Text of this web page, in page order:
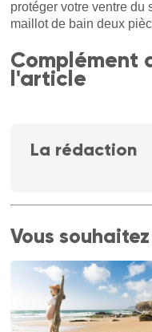
protéger votre ventre du
maillot de bain deux
Complément
l'article
La rédaction
Vous